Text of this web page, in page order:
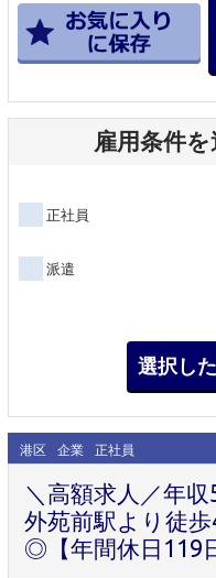
雇用条件
正社員
派遣
港区 企業 正社員
＼高額求人／年
外苑前駅より徒
◎【年間休日119